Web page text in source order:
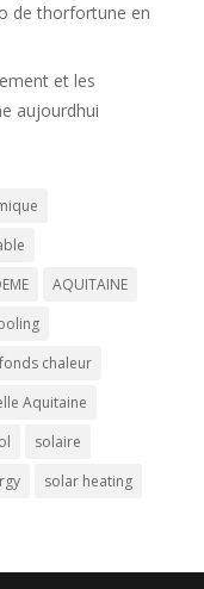
de thorfortune en
et les
aujourdhui
AQUITAINE
fonds chaleur
Aquitaine
solaire
solar heating